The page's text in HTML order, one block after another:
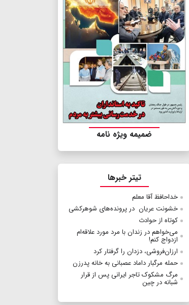
ضمیمه ویژه نامه
تیتر خبرها
خداحافظ آقا معلم
خشونت عریان در پرونده‌های شوهرکشی
کوتاه از حوادث
می‌خواهم در زندان با مرد مورد علاقه‌ام
ازدواج کنم!
ارزان‌فروشی، دزدان را گرفتار کرد
حمله مرگبار داماد عصبانی به خانه پدرزن
مرگ مشکوک تاجر ایرانی پس از قرار
شبانه در چین